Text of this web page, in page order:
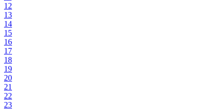
12
13
14
15
16
17
18
19
20
21
22
23